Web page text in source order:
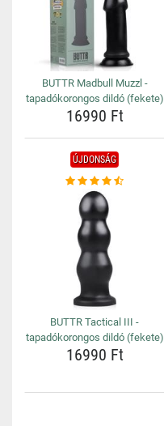
BUTTR Madbull Muzzl -
tapadókorongos dildó (fekete)
16990 Ft
ÚJDONSÁG
BUTTR Tactical III -
tapadókorongos dildó (fekete)
16990 Ft